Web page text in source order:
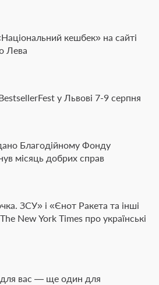
кешбек» на сайті
Лева
у Львові 7-9 серпня
Благодійному Фонду
місяць добрих справ
ЗСУ» і «Єнот Ракета та інші
New York Times про українські
вас — ще один для